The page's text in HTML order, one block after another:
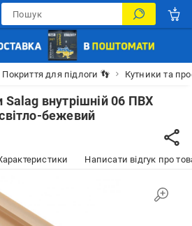
Покриття для підлоги 👣 Кутники та
Salag внутрішній 06 ПВХ
бежевий
Написати відгук про